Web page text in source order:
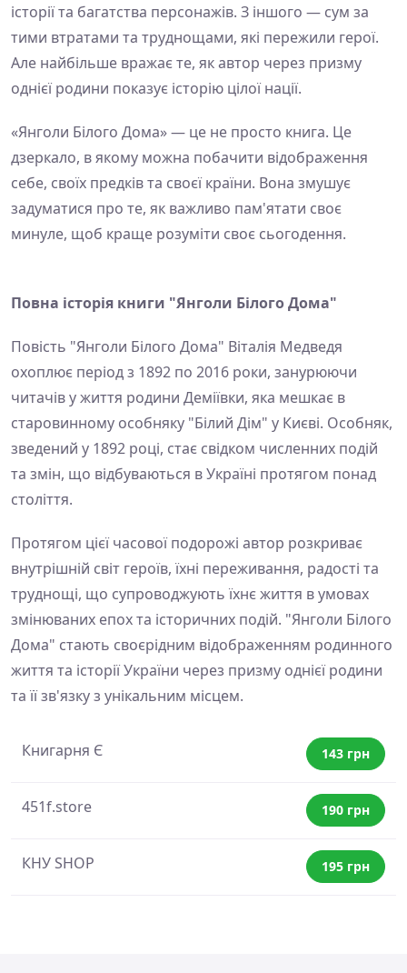
історії та багатства персонажів. З іншого — сум за
тими втратами та труднощами, які пережили герої.
Але найбільше вражає те, як автор через призму
однієї родини показує історію цілої нації.
«Янголи Білого Дома» — це не просто книга. Це
дзеркало, в якому можна побачити відображення
себе, своїх предків та своєї країни. Вона змушує
задуматися про те, як важливо пам'ятати своє
минуле, щоб краще розуміти своє сьогодення.
Повна історія книги "Янголи Білого Дома"
Повість "Янголи Білого Дома" Віталія Медведя
охоплює період з 1892 по 2016 роки, занурюючи
читачів у життя родини Деміївки, яка мешкає в
старовинному особняку "Білий Дім" у Києві. Особняк,
зведений у 1892 році, стає свідком численних подій
та змін, що відбуваються в Україні протягом понад
століття.
Протягом цієї часової подорожі автор розкриває
внутрішній світ героїв, їхні переживання, радості та
труднощі, що супроводжують їхнє життя в умовах
змінюваних епох та історичних подій. "Янголи Білого
Дома" стають своєрідним відображенням родинного
життя та історії України через призму однієї родини
та її зв'язку з унікальним місцем.
Книгарня Є 143 грн
451f.store 190 грн
КНУ SHOP 195 грн